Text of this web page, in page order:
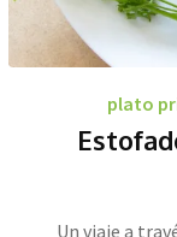
plato
Un viaje a